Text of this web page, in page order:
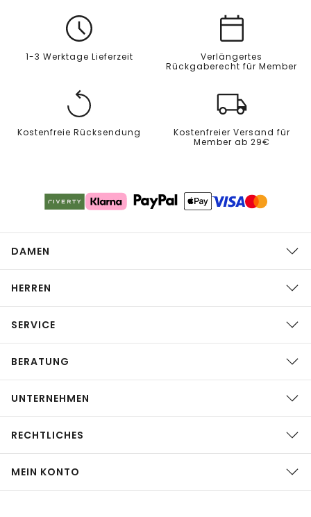
1-3 Werktage Lieferzeit
Verlängertes
Rückgaberecht für Member
Kostenfreie Rücksendung
Kostenfreier Versand für
Member ab 29€
DAMEN
HERREN
SERVICE
BERATUNG
UNTERNEHMEN
RECHTLICHES
MEIN KONTO